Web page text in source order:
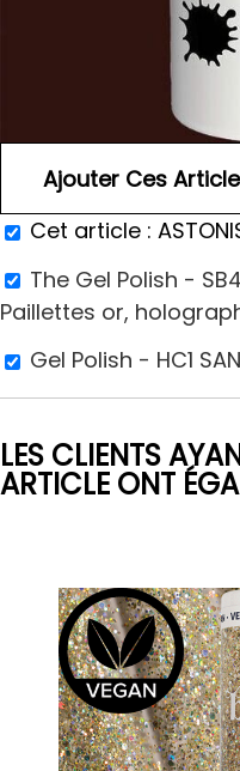
Cet article :
The Gel Polish -
Paillettes or,
Gel Polish - HC1
LES CLIENTS
ARTICLE ONT